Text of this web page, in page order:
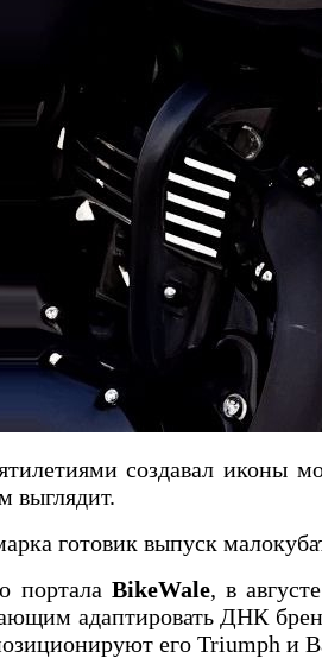
создавал иконы
выглядит.
готовик выпуск
портала BikeWale, в
адаптировать ДНК
его Triumph и